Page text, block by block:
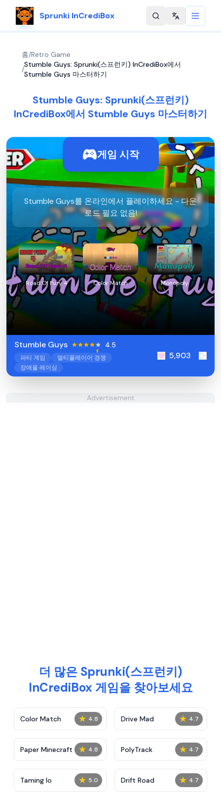
Sprunki InCrediBox Change
홈/Retro Game
/
Stumble Guys: Sprunki(스프런키) InCrediBox에서
Stumble Guys 마스터하기
Stumble Guys: Sprunki(스프런키)
InCrediBox에서 Stumble Guys 마스터하기
게임 시작
Stumble Guys를 온라인에서 플레이하세요 - 다운
로드 필요 없음!
Road Of Fury 4 Color Match Monopoly
Stumble Guys 4.5
파티 게임
멀티플레이어 경쟁
장애물 레이싱
5,903
Advertisement
더 많은 Sprunki(스프런키)
InCrediBox 게임을 찾아보세요
★ 4.8
Color Match ★ 4.7
Drive Mad
★ 4.8
Paper Minecraft ★ 4.7
PolyTrack
★ 5.0
Taming Io ★ 4.7
Drift Road